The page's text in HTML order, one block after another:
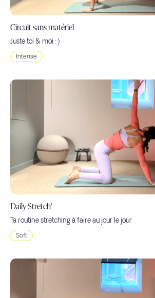
Circuit sans matériel
Juste toi & moi :)
Intense
Daily Stretch'
Ta routine stretching à faire au jour le jour
Soft